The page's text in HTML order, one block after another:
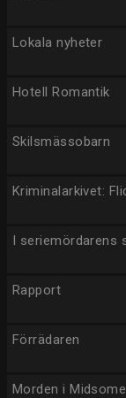
Lokala nyheter
Hotell Romantik
Skilsmässobarn
Kriminalarkivet:
I seriemördarens
Rapport
Förrädaren
Morden i